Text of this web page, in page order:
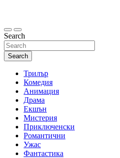
Search
Search
Трилър
Комедия
Анимация
Драма
Екшън
Мистерия
Приключенски
Романтични
Ужас
Фантастика